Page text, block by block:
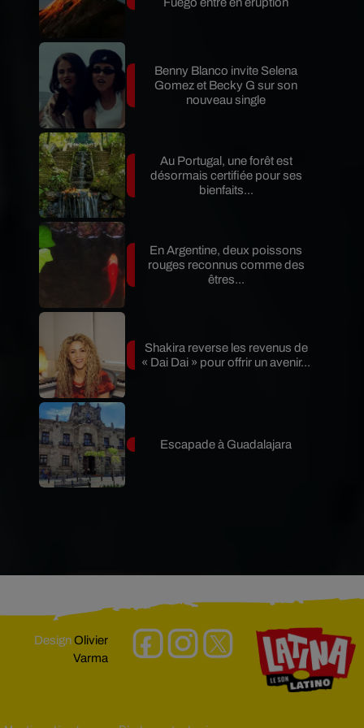
Fuego entre en éruption
Benny Blanco invite Selena
Gomez et Becky G sur son
nouveau single
Au Portugal, une forêt est
désormais certifiée pour ses
bienfaits...
En Argentine, deux poissons
rouges reconnus comme des
êtres...
Shakira reverse les revenus de
« Dai Dai » pour offrir un avenir...
Escapade à Guadalajara
DesignOlivier
Varma